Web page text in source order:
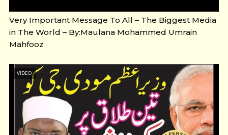
Very Important Message To All – The Biggest Media
in The World – By:Maulana Mohammed Umrain
Mahfooz
VIDEO